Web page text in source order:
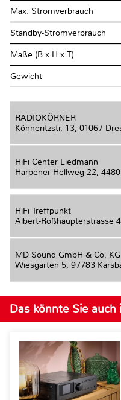
Max. Stromverbrauch
Standby-Stromverbrauch
Maße (B x H x T)
Gewicht
RADIOKÖRNER
Könneritzstr. 13, 01067
HiFi Center Liedmann
Harpener Hellweg 22,
HiFi Treffpunkt
Albert-Roßhaupterstrasse
MD Sound GmbH & Co. KG
Wiesgarten 5, 97783
Das könnte Sie